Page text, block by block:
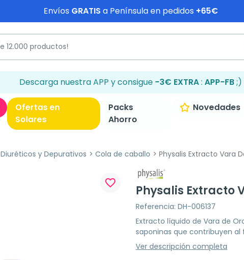
Envíos GRATIS a Península en pedidos +65€
Descarga nuestra APP y consigue -3€ EXTRA: APP-FB;)
Ofertas en
Solares
Packs
Ahorro
Novedades
Diuréticos y Depurativos Cola de caballo Physalis Extracto Vara
favorite_border
Physalis Extracto
Referencia: DH-006137
Extracto líquido de Vara de
saponinas que contribuyen
Ver descripción completa